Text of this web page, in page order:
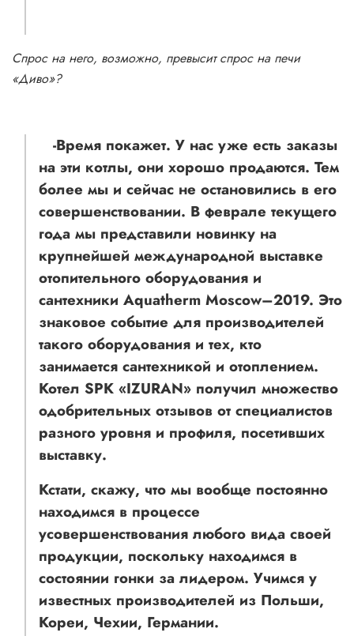
Спрос на него, возможно, превысит спрос на печи
«Диво»?
-Время покажет. У нас уже есть заказы
на эти котлы, они хорошо продаются. Тем
более мы и сейчас не остановились в его
совершенствовании. В феврале текущего
года мы представили новинку на
крупнейшей международной выставке
отопительного оборудования и
сантехники Aquatherm Moscow–2019. Это
знаковое событие для производителей
такого оборудования и тех, кто
занимается сантехникой и отоплением.
Котел SPK «IZURAN» получил множество
одобрительных отзывов от специалистов
разного уровня и профиля, посетивших
выставку.
Кстати, скажу, что мы вообще постоянно
находимся в процессе
усовершенствования любого вида своей
продукции, поскольку находимся в
состоянии гонки за лидером. Учимся у
известных производителей из Польши,
Кореи, Чехии, Германии.